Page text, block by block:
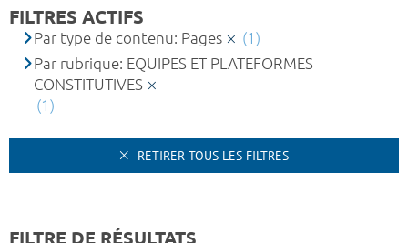
FILTRES ACTIFS
Par type de contenu: Pages
(1)
Par rubrique: EQUIPES ET PLATEFORMES
CONSTITUTIVES
(1)
RETIRER TOUS LES FILTRES
FILTRE DE RÉSULTATS